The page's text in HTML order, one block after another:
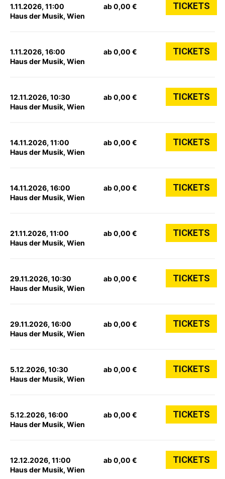
1.11.2026, 11:00
Haus der Musik, Wien
ab 0,00 € TICKETS
1.11.2026, 16:00
Haus der Musik, Wien
ab 0,00 € TICKETS
12.11.2026, 10:30
Haus der Musik, Wien
ab 0,00 € TICKETS
14.11.2026, 11:00
Haus der Musik, Wien
ab 0,00 € TICKETS
14.11.2026, 16:00
Haus der Musik, Wien
ab 0,00 € TICKETS
21.11.2026, 11:00
Haus der Musik, Wien
ab 0,00 € TICKETS
29.11.2026, 10:30
Haus der Musik, Wien
ab 0,00 € TICKETS
29.11.2026, 16:00
Haus der Musik, Wien
ab 0,00 € TICKETS
5.12.2026, 10:30
Haus der Musik, Wien
ab 0,00 € TICKETS
5.12.2026, 16:00
Haus der Musik, Wien
ab 0,00 € TICKETS
12.12.2026, 11:00
Haus der Musik, Wien
ab 0,00 € TICKETS